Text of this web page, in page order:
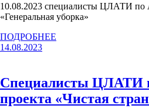
10.08.2023 специалисты ЦЛАТИ по
«Генеральная уборка»
ПОДРОБНЕЕ
14.08.2023
Специалисты ЦЛАТИ
проекта «Чистая